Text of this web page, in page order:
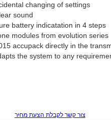
changing of settings
sound
battery indicatation in 4 steps
modules from evolution series
accupack directly in the
the system to any
צור קשר לקבלת הצעת מחיר